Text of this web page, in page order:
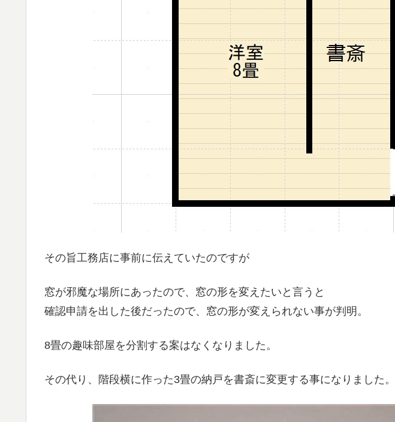
その旨工務店に事前に伝えていたのですが
窓が邪魔な場所にあったので、窓の形を変えたいと言うと
確認申請を出した後だったので、窓の形が変えられない事が判明。
8畳の趣味部屋を分割する案はなくなりました。
その代り、階段横に作った3畳の納戸を書斎に変更する事になりました。